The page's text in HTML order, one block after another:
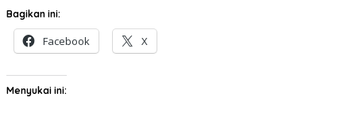
Bagikan ini:
Facebook X
Menyukai ini: